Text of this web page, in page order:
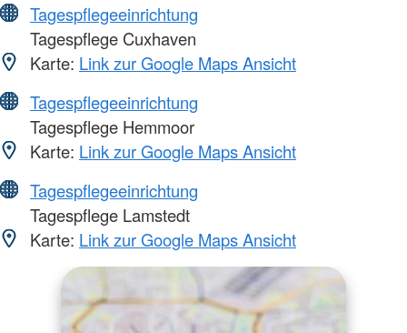
Tagespflegeeinrichtung
Tagespflege Cuxhaven
Karte: Link zur Google Maps Ansicht
Tagespflegeeinrichtung
Tagespflege Hemmoor
Karte: Link zur Google Maps Ansicht
Tagespflegeeinrichtung
Tagespflege Lamstedt
Karte: Link zur Google Maps Ansicht